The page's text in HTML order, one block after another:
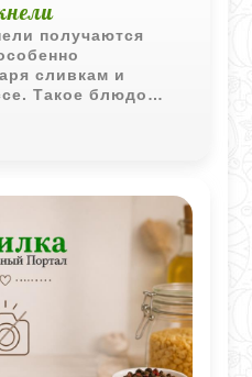
получаются
сливкам и
Такое блюдо
детского и